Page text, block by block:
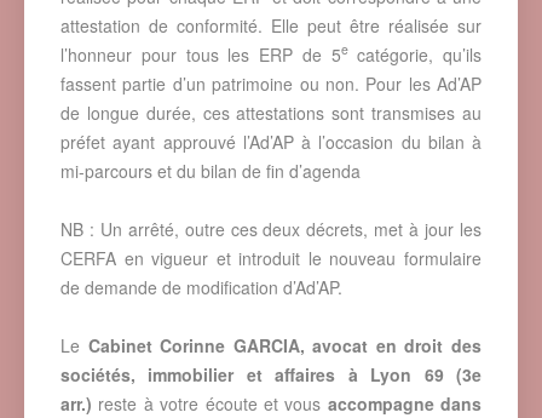
attestation de conformité. Elle peut être réalisée sur
l’honneur pour tous les ERP de 5ecatégorie, qu’ils
fassent partie d’un patrimoine ou non. Pour les Ad’AP
de longue durée, ces attestations sont transmises au
préfet ayant approuvé l’Ad’AP à l’occasion du bilan à
mi-parcours et du bilan de fin d’agenda
NB : Un arrêté, outre ces deux décrets, met à jour les
CERFA en vigueur et introduit le nouveau formulaire
de demande de modification d’Ad’AP.
Le Cabinet Corinne GARCIA, avocat en droit des
sociétés, immobilier et affaires à Lyon 69 (3e
arr.) reste à votre écoute et vous accompagne dans